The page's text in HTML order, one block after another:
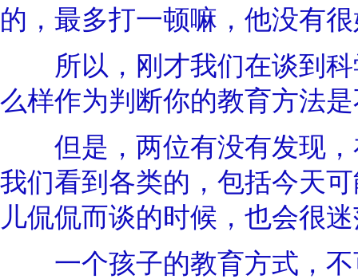
的，最多打一顿嘛，他没有
所以，刚才我们在谈到科
么样作为判断你的教育方法
但是，两位有没有发现，
我们看到各类的，包括今天
儿侃侃而谈的时候，也会很
一个孩子的教育方式，不